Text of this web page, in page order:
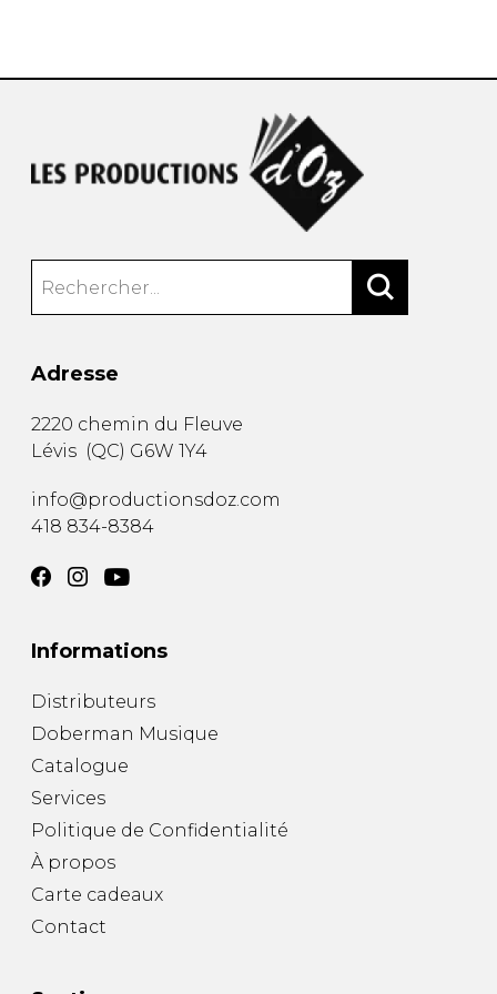
Adresse
2220 chemin du Fleuve
Lévis (QC) G6W 1Y4
info@productionsdoz.com
418 834-8384
Informations
Distributeurs
Doberman Musique
Catalogue
Services
Politique de Confidentialité
À propos
Carte cadeaux
Contact